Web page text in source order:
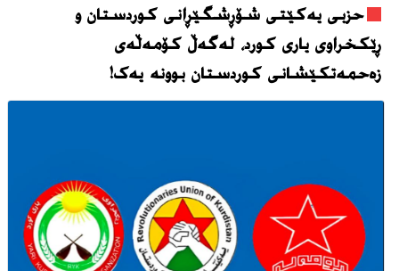
حزبی یەکێتی شۆڕشگێڕانی کوردستان و
ڕێکخراوی یاری کورد، له‌گه‌ڵ کۆمەڵەی
زەحمەتکێشانی کوردستان بوونه‌ یه‌ک!